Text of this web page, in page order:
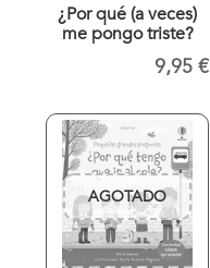
¿Por qué (a veces)
me pongo triste?
9,95 €
AGOTADO